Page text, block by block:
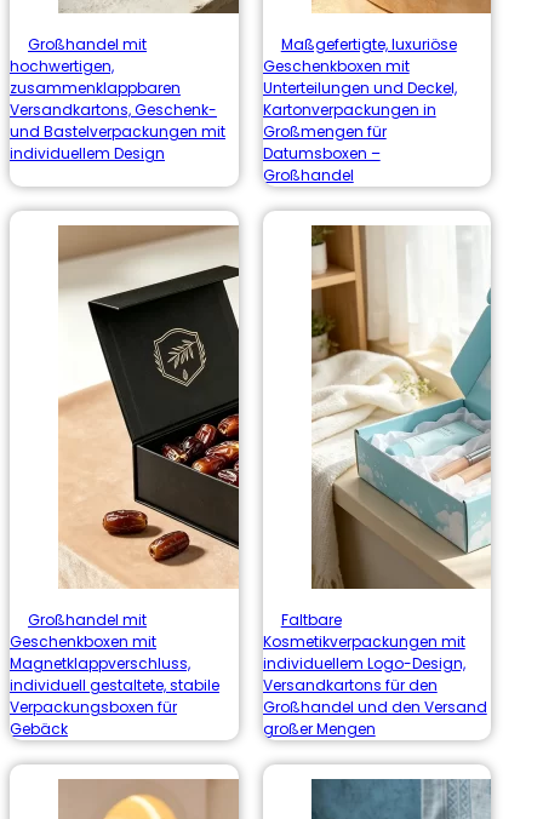
Großhandel mit
hochwertigen,
zusammenklappbaren
Versandkartons, Geschenk-
und Bastelverpackungen mit
individuellem Design
Maßgefertigte, luxuriöse
Geschenkboxen mit
Unterteilungen und Deckel,
Kartonverpackungen in
Großmengen für
Datumsboxen –
Großhandel
Großhandel mit
Geschenkboxen mit
Magnetklappverschluss,
individuell gestaltete, stabile
Verpackungsboxen für
Gebäck
Faltbare
Kosmetikverpackungen mit
individuellem Logo-Design,
Versandkartons für den
Großhandel und den Versand
großer Mengen